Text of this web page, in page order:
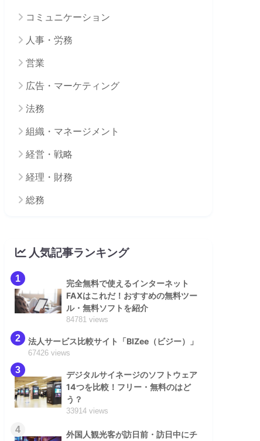
コミュニケーション
人事・労務
営業
広告・マーケティング
法務
組織・マネージメント
経営・戦略
経理・財務
総務
人気記事ランキング
1
完全無料で使えるインターネット
FAXはこれだ！おすすめの無料ツー
ル・無料ソフトを紹介
84781 views
2 法人サービス比較サイト「BIZee（ビジー）」
67426 views
3
デジタルサイネージのソフトウェア
14つを比較！フリー・無料のはど
う？
33914 views
4
外国人観光客が訪日前・訪日中にチ